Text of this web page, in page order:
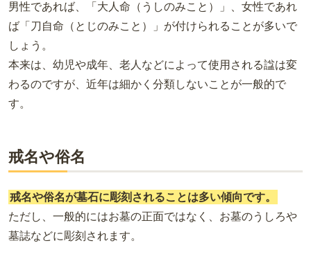
男性であれば、「大人命（うしのみこと）」、女性であれ
ば「刀自命（とじのみこと）」が付けられることが多いで
しょう。
本来は、幼児や成年、老人などによって使用される諡は変
わるのですが、近年は細かく分類しないことが一般的で
す。
戒名や俗名
戒名や俗名が墓石に彫刻されることは多い傾向です。
ただし、一般的にはお墓の正面ではなく、お墓のうしろや
墓誌などに彫刻されます。